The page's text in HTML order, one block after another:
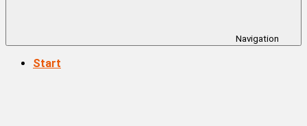
Navigation
Start